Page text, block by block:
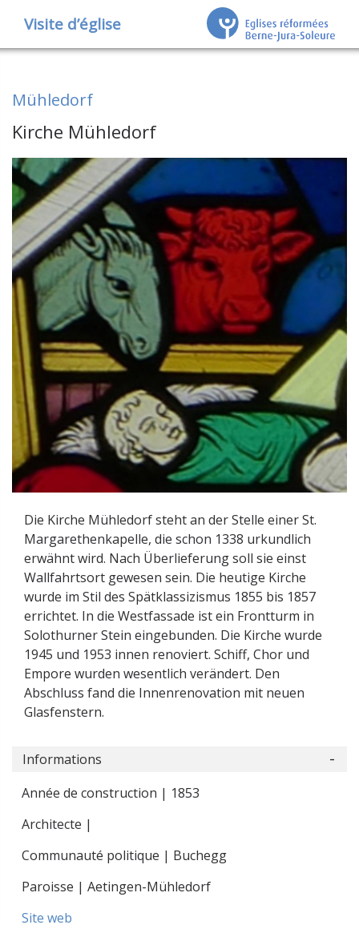
Visite d’église
Mühledorf
Kirche Mühledorf
Die Kirche Mühledorf steht an der Stelle einer St.
Margarethenkapelle, die schon 1338 urkundlich
erwähnt wird. Nach Überlieferung soll sie einst
Wallfahrtsort gewesen sein. Die heutige Kirche
wurde im Stil des Spätklassizismus 1855 bis 1857
errichtet. In die Westfassade ist ein Frontturm in
Solothurner Stein eingebunden. Die Kirche wurde
1945 und 1953 innen renoviert. Schiff, Chor und
Empore wurden wesentlich verändert. Den
Abschluss fand die Innenrenovation mit neuen
Glasfenstern.
Informations
Année de construction | 1853
Architecte |
Communauté politique | Buchegg
Paroisse | Aetingen-Mühledorf
Site web